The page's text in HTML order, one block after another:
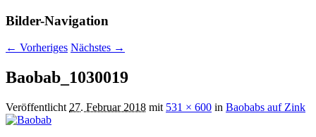
Bilder-Navigation
← Vorheriges Nächstes →
Baobab_1030019
Veröffentlicht 27. Februar 2018 mit 531 × 600 in Baobabs auf Zink